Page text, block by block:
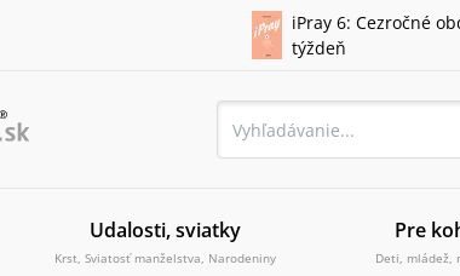
iPray 6: Cezročné
týždeň
Udalosti, sviatky
Krst, Sviatosť manželstva, Narodeniny
Pre
Deti, mládež,